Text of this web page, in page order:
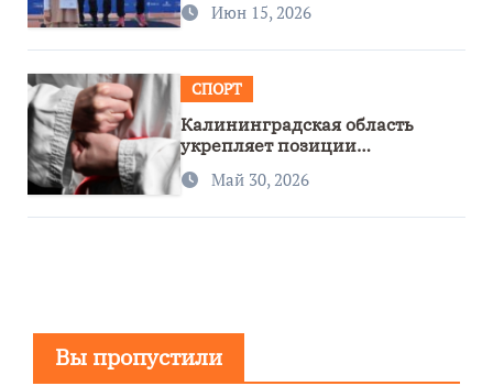
Июн 15, 2026
СПОРТ
Калининградская область
укрепляет позиции
спортивного региона
Май 30, 2026
Вы пропустили